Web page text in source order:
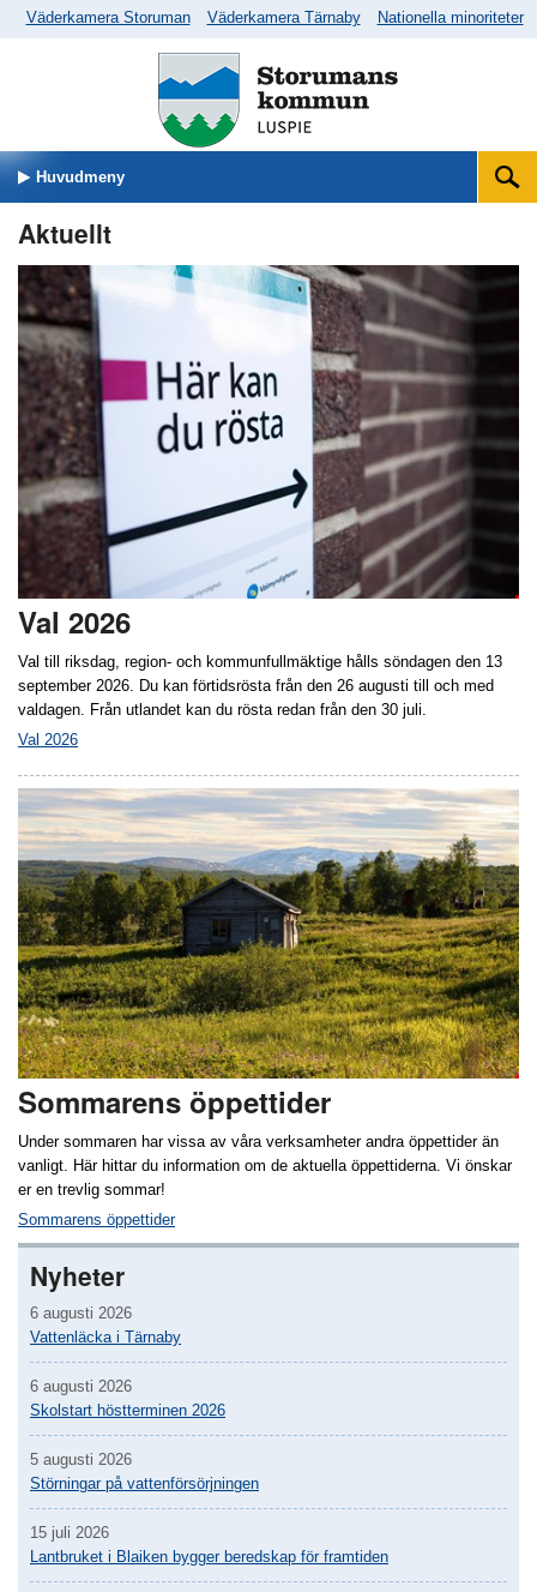
Väderkamera Storuman Väderkamera Tärnaby Nationella minoriteter
Huvudmeny Sök
Aktuellt
Val 2026
Val till riksdag, region- och kommunfullmäktige hålls söndagen den 13
september 2026. Du kan förtidsrösta från den 26 augusti till och med
valdagen. Från utlandet kan du rösta redan från den 30 juli.
Val 2026
Sommarens öppettider
Under sommaren har vissa av våra verksamheter andra öppettider än
vanligt. Här hittar du information om de aktuella öppettiderna. Vi önskar
er en trevlig sommar!
Sommarens öppettider
Nyheter
6 augusti 2026
Vattenläcka i Tärnaby
6 augusti 2026
Skolstart höstterminen 2026
5 augusti 2026
Störningar på vattenförsörjningen
15 juli 2026
Lantbruket i Blaiken bygger beredskap för framtiden